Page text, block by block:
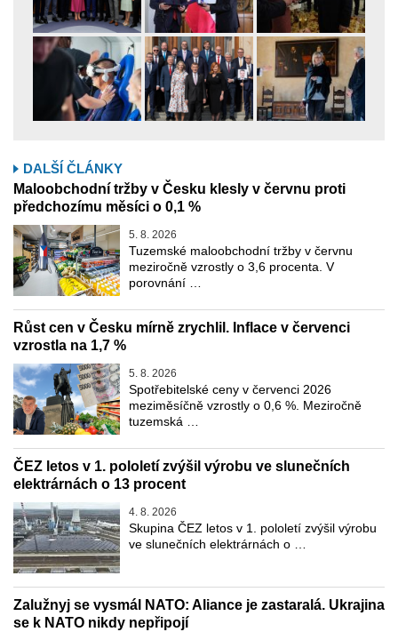
DALŠÍ ČLÁNKY
Maloobchodní tržby v Česku klesly v červnu proti
předchozímu měsíci o 0,1 %
5. 8. 2026
Tuzemské maloobchodní tržby v červnu
meziročně vzrostly o 3,6 procenta. V
porovnání …
Růst cen v Česku mírně zrychlil. Inflace v červenci
vzrostla na 1,7 %
5. 8. 2026
Spotřebitelské ceny v červenci 2026
meziměsíčně vzrostly o 0,6 %. Meziročně
tuzemská …
ČEZ letos v 1. pololetí zvýšil výrobu ve slunečních
elektrárnách o 13 procent
4. 8. 2026
Skupina ČEZ letos v 1. pololetí zvýšil výrobu
ve slunečních elektrárnách o …
Zalužnyj se vysmál NATO: Aliance je zastaralá. Ukrajina
se k NATO nikdy nepřipojí